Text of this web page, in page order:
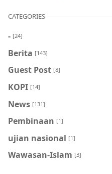
CATEGORIES
- [24]
Berita [143]
Guest Post [8]
KOPI [14]
News [131]
Pembinaan [1]
ujian nasional [1]
Wawasan-Islam [3]